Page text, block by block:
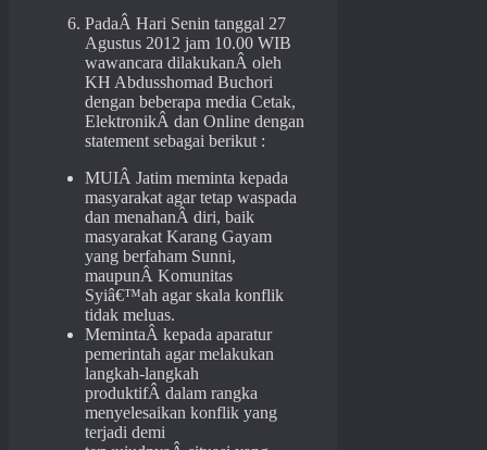
PadaÂ Hari Senin tanggal 27
Agustus 2012 jam 10.00 WIB
wawancara dilakukanÂ oleh
KH Abdusshomad Buchori
dengan beberapa media Cetak,
ElektronikÂ dan Online dengan
statement sebagai berikut :
MUIÂ Jatim meminta kepada
masyarakat agar tetap waspada
dan menahanÂ diri, baik
masyarakat Karang Gayam
yang berfaham Sunni,
maupunÂ Komunitas
Syiâ€™ah agar skala konflik
tidak meluas.
MemintaÂ kepada aparatur
pemerintah agar melakukan
langkah-langkah
produktifÂ dalam rangka
menyelesaikan konflik yang
terjadi demi